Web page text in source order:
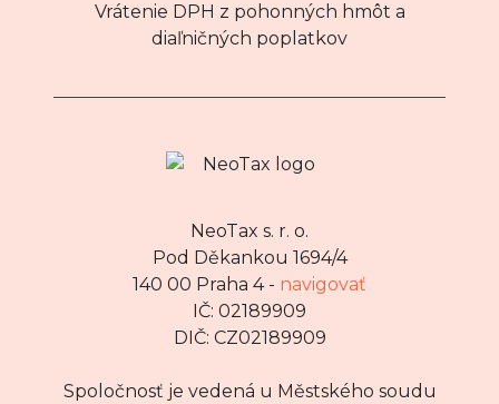
Vrátenie DPH z pohonných hmôt a
diaľničných poplatkov
NeoTax s. r. o.
Pod Děkankou 1694/4
140 00 Praha 4 - navigovať
IČ: 02189909
DIČ: CZ02189909
Spoločnosť je vedená u Městského soudu